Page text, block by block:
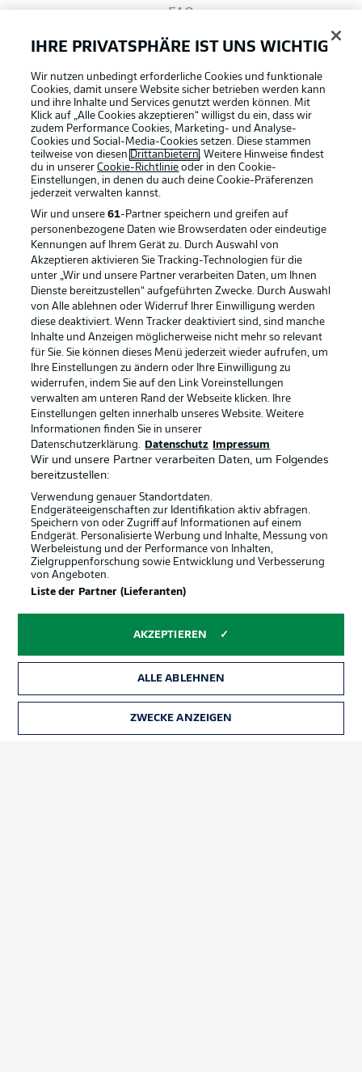
FAQ
Bundesliga App
Fantasy Manager
#BundesligaWIRKT
Common Ground
Mitfahrportal
BUNDESLIGA-GRUPPE
Sprachauswahl
Deutsch Anzeige Modus
Login
Football as it's meant to be
BUNDESLIGA APP
Offizielle Partner
Rechtliche Hinweise Voreinstellungen verwalten
IHRE PRIVATSPHÄRE IST UNS WICHTIG
Wir nutzen unbedingt erforderliche Cookies und funktionale
Cookies, damit unsere Website sicher betrieben werden kann
und ihre Inhalte und Services genutzt werden können. Mit
Klick auf „Alle Cookies akzeptieren“ willigst du ein, dass wir
zudem Performance Cookies, Marketing- und Analyse-
Cookies und Social-Media-Cookies setzen. Diese stammen
teilweise von diesen Drittanbietern. Weitere Hinweise findest
du in unsererCookie-Richtlinie oder in den Cookie-
Einstellungen, in denen du auch deine Cookie-Präferenzen
jederzeit verwalten kannst.
Wir und unsere61-Partner speichern und greifen auf
personenbezogene Daten wie Browserdaten oder eindeutige
Kennungen auf Ihrem Gerät zu. Durch Auswahl von
Akzeptieren aktivieren Sie Tracking-Technologien für die
unter „Wir und unsere Partner verarbeiten Daten, um Ihnen
Dienste bereitzustellen“ aufgeführten Zwecke. Durch Auswahl
von Alle ablehnen oder Widerruf Ihrer Einwilligung werden
diese deaktiviert. Wenn Tracker deaktiviert sind, sind manche
Inhalte und Anzeigen möglicherweise nicht mehr so relevant
für Sie. Sie können dieses Menü jederzeit wieder aufrufen, um
Ihre Einstellungen zu ändern oder Ihre Einwilligung zu
widerrufen, indem Sie auf den Link Voreinstellungen
verwalten am unteren Rand der Webseite klicken. Ihre
Einstellungen gelten innerhalb unseres Website. Weitere
Informationen finden Sie in unserer
Datenschutzerklärung.
Datenschutz Impressum
Wir und unsere Partner verarbeiten Daten, um Folgendes
bereitzustellen:
Verwendung genauer Standortdaten.
Endgeräteeigenschaften zur Identifikation aktiv abfragen.
Speichern von oder Zugriff auf Informationen auf einem
Endgerät. Personalisierte Werbung und Inhalte, Messung von
Werbeleistung und der Performance von Inhalten,
Zielgruppenforschung sowie Entwicklung und Verbesserung
von Angeboten.
Liste der Partner (Lieferanten)
AKZEPTIEREN
ALLE ABLEHNEN
ZWECKE ANZEIGEN